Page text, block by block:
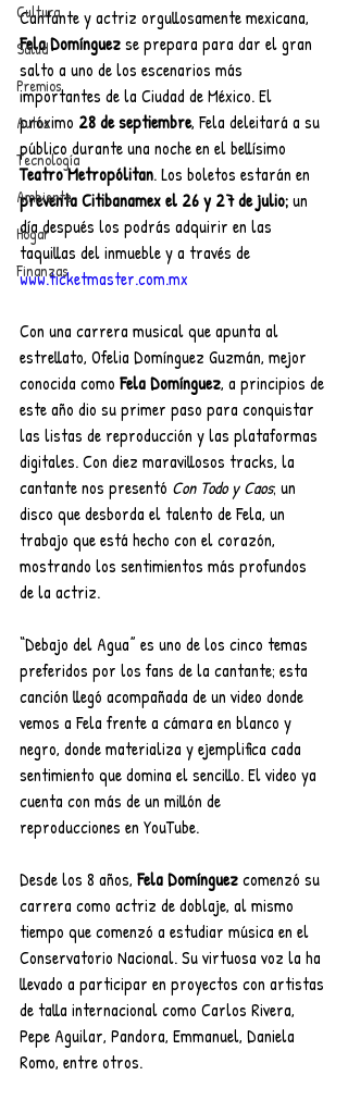
Cultura
Salud
Premios
Autos
Tecnología
Ambiente
Hogar
Finanzas
Cantante y actriz orgullosamente mexicana,
Fela Domínguez se prepara para dar el gran
salto a uno de los escenarios más
importantes de la Ciudad de México. El
próximo 28 de septiembre, Fela deleitará a su
público durante una noche en el bellísimo
Teatro Metropólitan. Los boletos estarán en
preventa Citibanamex el 26 y 27 de julio; un
día después los podrás adquirir en las
taquillas del inmueble y a través de
www.ticketmaster.com.mx
Con una carrera musical que apunta al
estrellato, Ofelia Domínguez Guzmán, mejor
conocida como Fela Domínguez, a principios de
este año dio su primer paso para conquistar
las listas de reproducción y las plataformas
digitales. Con diez maravillosos tracks, la
cantante nos presentó Con Todo y Caos; un
disco que desborda el talento de Fela, un
trabajo que está hecho con el corazón,
mostrando los sentimientos más profundos
de la actriz.
“Debajo del Agua” es uno de los cinco temas
preferidos por los fans de la cantante; esta
canción llegó acompañada de un video donde
vemos a Fela frente a cámara en blanco y
negro, donde materializa y ejemplifica cada
sentimiento que domina el sencillo. El video ya
cuenta con más de un millón de
reproducciones en YouTube.
Desde los 8 años, Fela Domínguez comenzó su
carrera como actriz de doblaje, al mismo
tiempo que comenzó a estudiar música en el
Conservatorio Nacional. Su virtuosa voz la ha
llevado a participar en proyectos con artistas
de talla internacional como Carlos Rivera,
Pepe Aguilar, Pandora, Emmanuel, Daniela
Romo, entre otros.